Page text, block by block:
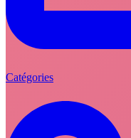
Catégories